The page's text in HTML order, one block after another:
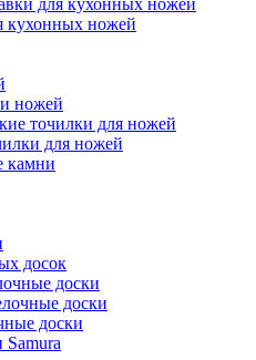
для кухонных ножей
кухонных ножей
ножей
точилки для ножей
для ножей
камни
досок
доски
доски
доски
Samura